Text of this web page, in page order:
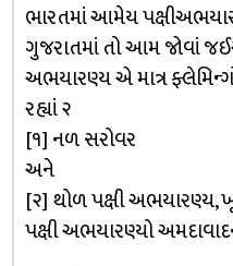
ભારતમાં આમેય
ગુજરાતમાં તો આમ જોવાં
અભયારણ્ય એ માત્ર
રહ્યાં ૨
[૧] નળ સરોવર
અને
[૨] થોળ પક્ષી
પક્ષી અભયારણ્યો